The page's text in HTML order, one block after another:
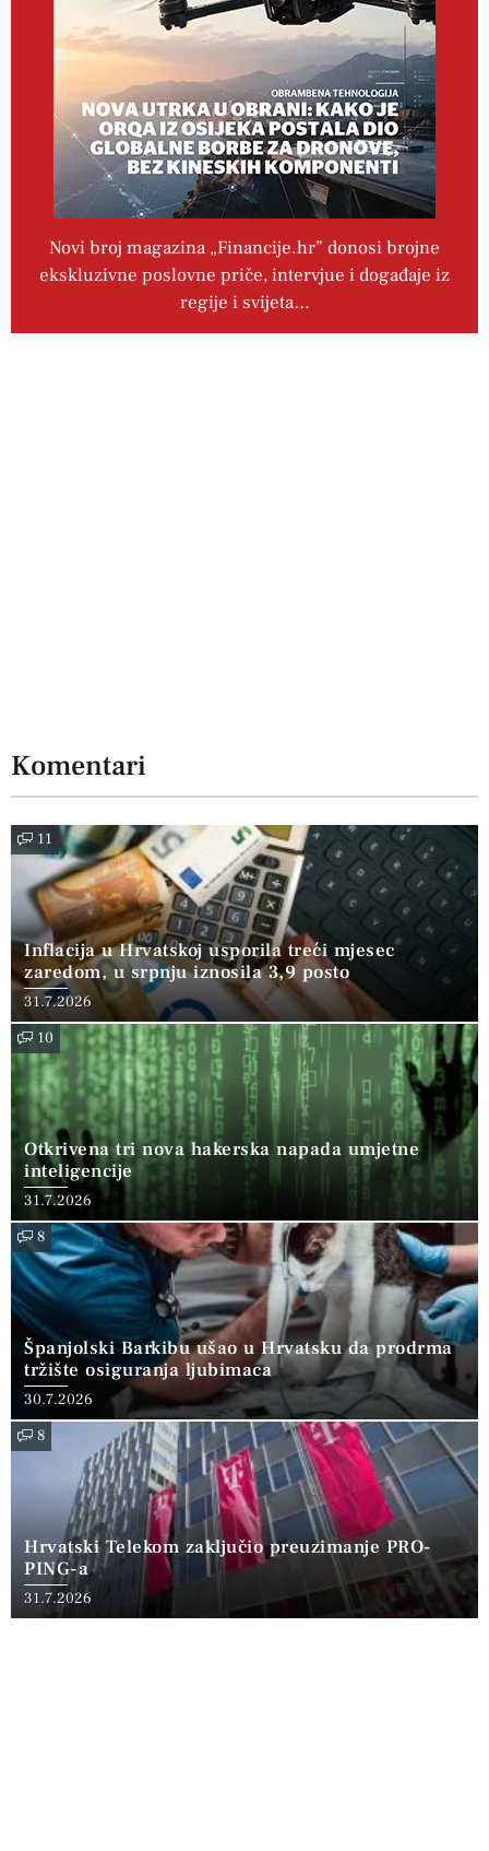
Novi broj magazina „Financije.hr” donosi brojne
ekskluzivne poslovne priče, intervjue i događaje iz
regije i svijeta…
Komentari
11
Inflacija u Hrvatskoj usporila treći mjesec
zaredom, u srpnju iznosila 3,9 posto
31.7.2026
10
Otkrivena tri nova hakerska napada umjetne
inteligencije
31.7.2026
8
Španjolski Barkibu ušao u Hrvatsku da prodrma
tržište osiguranja ljubimaca
30.7.2026
8
Hrvatski Telekom zaključio preuzimanje PRO-
PING-a
31.7.2026